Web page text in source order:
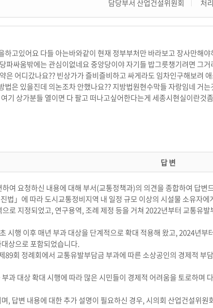
담당부서 산업건설위원회
처
고있어요 다들 아는바와같이 현재 정부부처만 바라보고 장사만해
파싸움밖에는 관심이없네요 중앙당이야 자기들 밥그릇챙기려면 그
은 어디갔나요?? 빈상가가 즐비즐비하고 싸게라도 임차인구해보려
법은 있을진데 의논조차 안했나요?? 지방법원현수막들 자랑임네 거
기 상가분들 열이면 다 팔고 떠나고싶어한다는게 세종시현실이란것
답 변
하여 요청하신 내용에 대해 부서(교통정책과)의 의견을 종합하여 답변
법」에 따라 도시교통정비지역 내 일정 규모 이상의 시설물 소유자에
로 지정되었고, 연구용역, 조례 제정 등을 거쳐 2022년부터 교통유
시행 이후 매년 부과 대상을 단계적으로 확대 적용해 왔고, 2024년
상으로 포함되었습니다.
89회 정례회에서 교통유발부담금 부과에 따른 소상공인의 경제적
과 대상 확대 시행에 따라 많은 시민들이 경제적 어려움을 토로하며
, 답변 내용에 대한 추가 설명이 필요하신 경우, 시의회 산업건설위